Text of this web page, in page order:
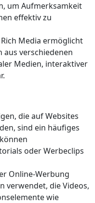
um Aufmerksamkeit
effektiv zu
Rich Media ermöglicht
verschiedenen
Medien, interaktiver
die auf Websites
sind ein häufiges
oder Werbeclips
Online-Werbung
verwendet, die Videos,
wie